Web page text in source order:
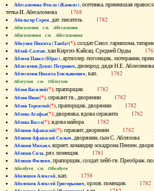
Абесаломова Фекла (Жамкис), осетинка, принявшая
тетка И. Абесаломова 1768
Абильгор Серен, дат. писатель 1782
Абисаломов см. Абесаломов
Абисаломова см. Абесаломова
Абкузин Никита (Танба)(*), солдат Смол. гарнизона,
Аблай-Салтан, хан Киргиз-Кайсац. Средней Орды
Аблеев Павел (Юрас), артиллер. погонщик, лютеранин,
Аблесимов Денис Петрович, двоюрод. дядя Н.Е.
Аблесимов Никита Емельянович, кап. 1782
Аблеухов см. Облеухов
Аблов Василий(*), прапорщик 1782
Аблов Иван(*), сержант гв., дворянин 1782
Аблов Терентий(*), прапорщик, дворянин 1782
Аблова Агафья(*), дворянка, вдова сержанта 1782
Аблова Васса(*), вдова майора 1782
Аблязов Афанасий(*), сержант, дворянин 1782
Аблязов Афанасий Силыч, дворянин, сын С. Аблязова
Аблязов Михаил, корнет, командир эскадрона Пензен.
Аблязов Сила, ряз. помещик 1781
Аблязов Филипп, прапорщик, солдат лейб-гв.
Аболдуев см. Оболдуев
Аболешев Алексей, кап. 1758
Аболешев Алексей Григорьевич, орлов. помещик 1782